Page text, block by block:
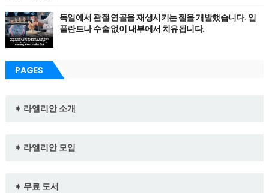
독일에서 관절 연골을 재생시키는 젤을 개발했습니다. 임
플란트나 수술 없이 내부에서 치유됩니다.
PAGES
➧ 라엘리안 소개
➧ 라엘리안 모임
➧ 무료 도서